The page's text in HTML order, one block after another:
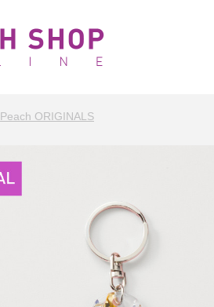
Peach ORIGINALS